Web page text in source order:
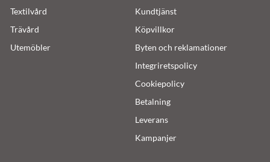
Textilvård
Trävård
Utemöbler
Kundtjänst
Köpvillkor
Byten och reklamationer
Integriretspolicy
Cookiepolicy
Betalning
Leverans
Kampanjer